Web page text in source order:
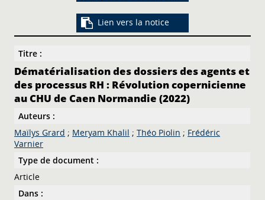
Lien vers la notice
Titre :
Dématérialisation des dossiers des agents et
des processus RH : Révolution copernicienne
au CHU de Caen Normandie (2022)
Auteurs :
Maïlys Grard ; Meryam Khalil ;Théo Piolin ; Frédéric
Varnier
Type de document :
Article
Dans :